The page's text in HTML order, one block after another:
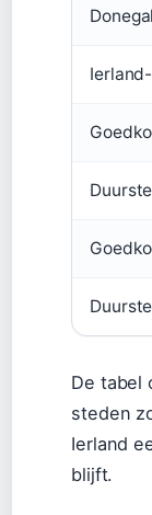
De tabel
steden
Ierland
blijft.